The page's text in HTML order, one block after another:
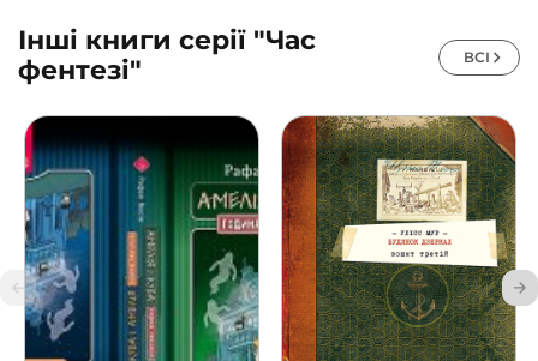
Інші книги серії "Час
фентезі"
ВСІ